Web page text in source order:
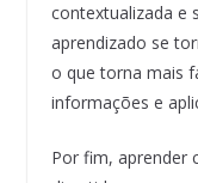
contextualizada e
aprendizado se
o que torna mais
informações e
Por fim, aprender